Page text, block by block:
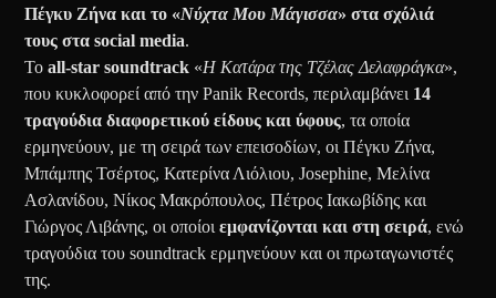
Πέγκυ Ζήνα και το «Νύχτα Μου Μάγισσα» στα σχόλιά
τους στα social media.
Τοall-star soundtrack «Η Κατάρα της Τζέλας Δελαφράγκα»,
που κυκλοφορεί από την Panik Records, περιλαμβάνει 14
τραγούδια διαφορετικού είδους και ύφους, τα οποία
ερμηνεύουν, με τη σειρά των επεισοδίων, οι Πέγκυ Ζήνα,
Μπάμπης Τσέρτος, Κατερίνα Λιόλιου, Josephine, Μελίνα
Ασλανίδου, Νίκος Μακρόπουλος, Πέτρος Ιακωβίδης και
Γιώργος Λιβάνης, οι οποίοιεμφανίζονται και στη σειρά, ενώ
τραγούδια του soundtrack ερμηνεύουν και οι πρωταγωνιστές
της.